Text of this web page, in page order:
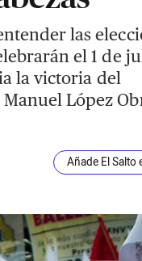
las
el 1 de
la victoria del
López
Añade El Salto